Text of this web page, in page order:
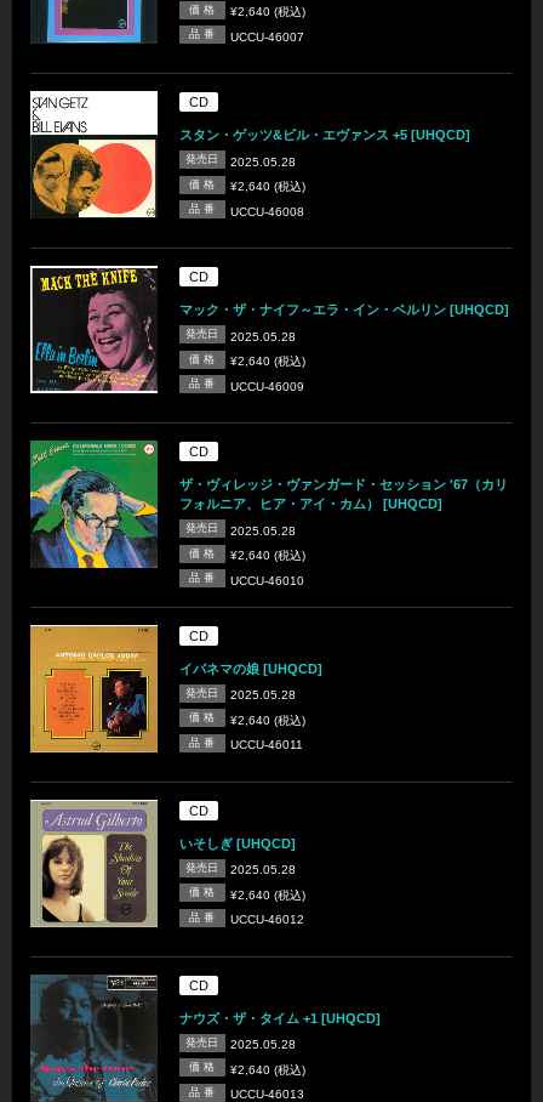
価 格 ¥2,640 (税込)
品 番 UCCU-46007
CD
スタン・ゲッツ&ビル・エヴァンス +5 [UHQCD]
発売日 2025.05.28
価 格 ¥2,640 (税込)
品 番 UCCU-46008
CD
マック・ザ・ナイフ～エラ・イン・ベルリン [UHQCD]
発売日 2025.05.28
価 格 ¥2,640 (税込)
品 番 UCCU-46009
CD
ザ・ヴィレッジ・ヴァンガード・セッション '67（カリ
フォルニア、ヒア・アイ・カム） [UHQCD]
発売日 2025.05.28
価 格 ¥2,640 (税込)
品 番 UCCU-46010
CD
イパネマの娘 [UHQCD]
発売日 2025.05.28
価 格 ¥2,640 (税込)
品 番 UCCU-46011
CD
いそしぎ [UHQCD]
発売日 2025.05.28
価 格 ¥2,640 (税込)
品 番 UCCU-46012
CD
ナウズ・ザ・タイム +1 [UHQCD]
発売日 2025.05.28
価 格 ¥2,640 (税込)
品 番 UCCU-46013